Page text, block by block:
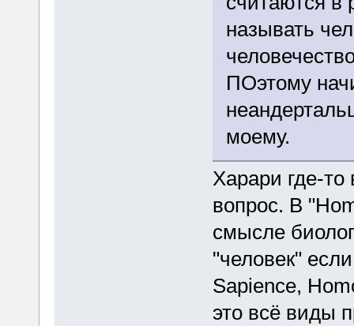
называть
ПОэтому
моему.
Харари где-то
вопрос. В
смысле
"человек"
Sapience,
это всё виды